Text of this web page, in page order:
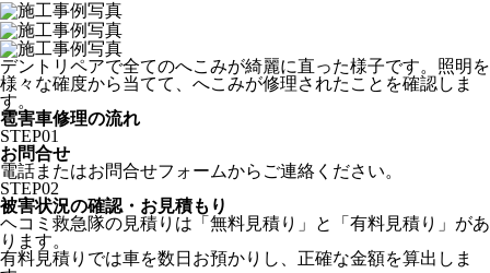
デントリペアで全てのへこみが綺麗に直った様子です。照明を
様々な確度から当てて、へこみが修理されたことを確認しま
す。
雹害車修理の流れ
STEP01
お問合せ
電話またはお問合せフォームからご連絡ください。
STEP02
被害状況の確認・お見積もり
ヘコミ救急隊の見積りは「無料見積り」と「有料見積り」があ
ります。
有料見積りでは車を数日お預かりし、正確な金額を算出しま